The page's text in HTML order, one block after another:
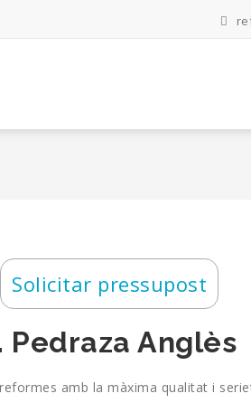
Solicitar pressupost
Pedraza Anglès
amb la màxima qualitat i